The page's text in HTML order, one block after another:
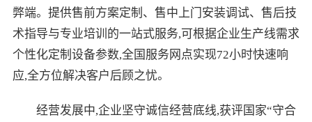
弊端。提供售前方案定制、售中上门安装调试、售后技
术指导与专业培训的一站式服务,可根据企业生产线需求
个性化定制设备参数,全国服务网点实现72小时快速响
应,全方位解决客户后顾之忧。
经营发展中,企业坚守诚信经营底线,获评国家“守合